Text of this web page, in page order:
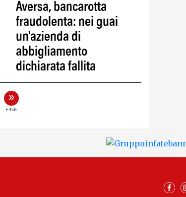
Aversa, bancarotta
fraudolenta: nei guai
un'azienda di
abbigliamento
dichiarata fallita
»
FINE